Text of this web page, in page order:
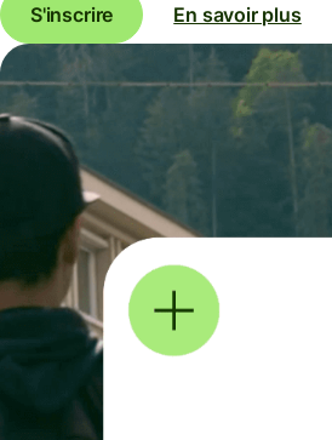
S'inscrire
En savoir plus